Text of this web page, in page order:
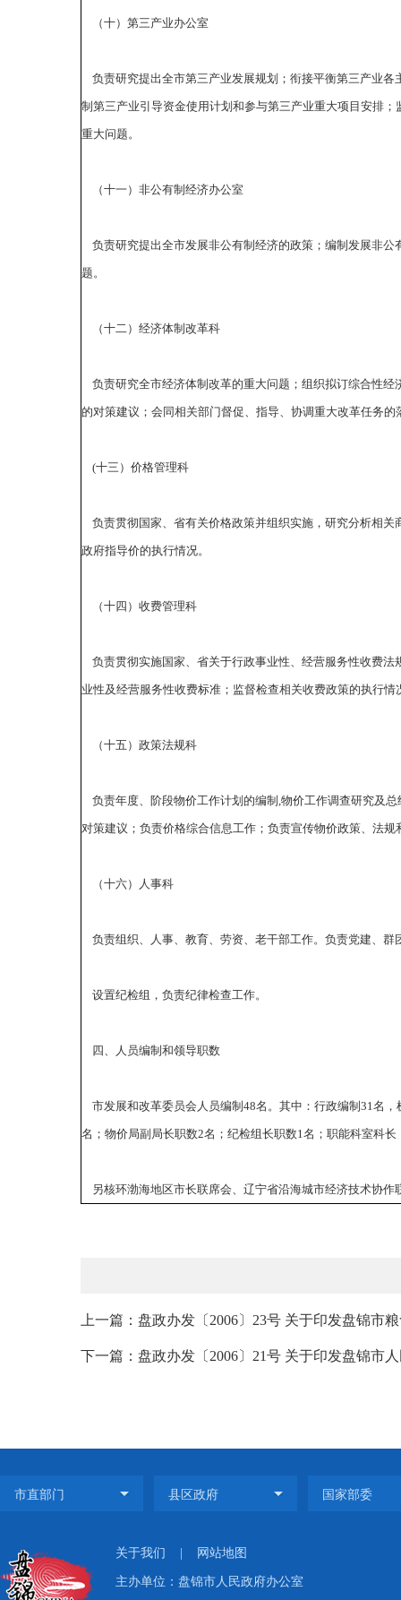
（十）第三产业办公室
负责研究提出全市第三产业发展规划；衔接平衡第三产业
制第三产业引导资金使用计划和参与第三产业重大项目安排
重大问题。
（十一）非公有制经济办公室
负责研究提出全市发展非公有制经济的政策；编制发展非
题。
（十二）经济体制改革科
负责研究全市经济体制改革的重大问题；组织拟订综合性
的对策建议；会同相关部门督促、指导、协调重大改革任务的
(十三）价格管理科
负责贯彻国家、省有关价格政策并组织实施，研究分析相
政府指导价的执行情况。
（十四）收费管理科
负责贯彻实施国家、省关于行政事业性、经营服务性收费
业性及经营服务性收费标准；监督检查相关收费政策的执行
（十五）政策法规科
负责年度、阶段物价工作计划的编制,物价工作调查研究及
对策建议；负责价格综合信息工作；负责宣传物价政策、法
（十六）人事科
负责组织、人事、教育、劳资、老干部工作。负责党建、群
设置纪检组，负责纪律检查工作。
四、人员编制和领导职数
市发展和改革委员会人员编制48名。其中：行政编制31名
名；物价局副局长职数2名；纪检组长职数1名；职能科室科
另核环渤海地区市长联席会、辽宁省沿海城市经济技术协
上一篇：盘政办发〔2006〕23号 关于印发盘锦市
下一篇：盘政办发〔2006〕21号 关于印发盘锦市
关于我们 网站地图
主办单位：盘锦市人民政府办公室